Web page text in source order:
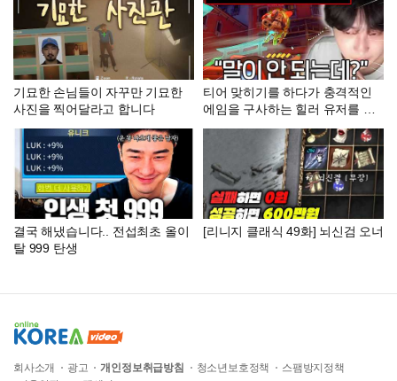
기묘한 손님들이 자꾸만 기묘한
사진을 찍어달라고 합니다
티어 맞히기를 하다가 충격적인
에임을 구사하는 힐러 유저를 발
견했습니다.. 이분 티어가 어디라
고요? [오버워치 티어 맞히기]
결국 해냈습니다.. 전섭최초 올이
탈 999 탄생
[리니지 클래식 49화] 뇌신검 오너
회사소개 광고 개인정보취급방침 청소년보호정책
스팸방지정책